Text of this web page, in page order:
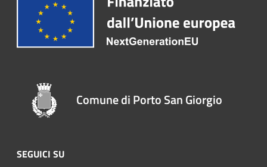
Comune di Porto San Giorgio
SEGUICI SU